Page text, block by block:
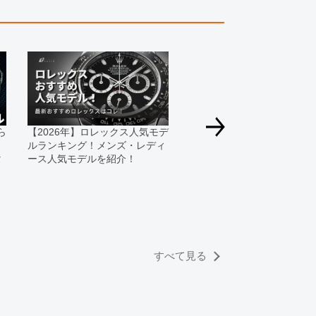
為、サイトでのご注文と店頭処理との時間差で在庫
場合にも、事前に在庫の確認をお電話かメールにて
いたします。
、外装および内部機械に代替部品を使用している場
ております。
のでご了承くださいませ。
【2026年】ロレックス人気モデ
ルランキング！メンズ・レディ
ース人気モデルを紹介！
すべて見る